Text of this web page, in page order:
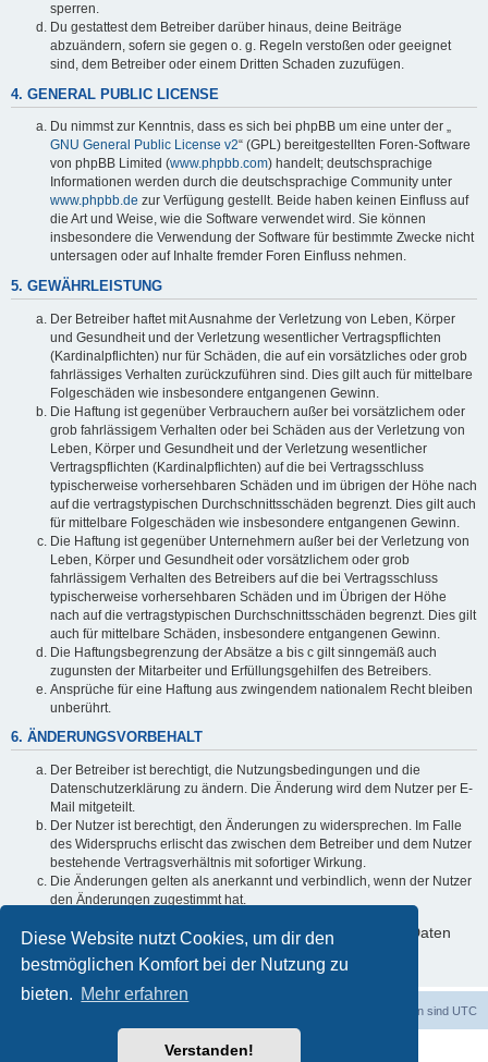
Diese Website nutzt Cookies, um dir den
bestmöglichen Komfort bei der Nutzung zu
bieten. Mehr erfahren
Verstanden!
sperren.
Du gestattest dem Betreiber darüber hinaus, deine Beiträge
abzuändern, sofern sie gegen o. g. Regeln verstoßen oder geeignet
sind, dem Betreiber oder einem Dritten Schaden zuzufügen.
4. GENERAL PUBLIC LICENSE
Du nimmst zur Kenntnis, dass es sich bei phpBB um eine unter der „
GNU General Public License v2“ (GPL) bereitgestellten Foren-Software
von phpBB Limited (www.phpbb.com) handelt; deutschsprachige
Informationen werden durch die deutschsprachige Community unter
www.phpbb.de zur Verfügung gestellt. Beide haben keinen Einfluss auf
die Art und Weise, wie die Software verwendet wird. Sie können
insbesondere die Verwendung der Software für bestimmte Zwecke nicht
untersagen oder auf Inhalte fremder Foren Einfluss nehmen.
5. GEWÄHRLEISTUNG
Der Betreiber haftet mit Ausnahme der Verletzung von Leben, Körper
und Gesundheit und der Verletzung wesentlicher Vertragspflichten
(Kardinalpflichten) nur für Schäden, die auf ein vorsätzliches oder grob
fahrlässiges Verhalten zurückzuführen sind. Dies gilt auch für mittelbare
Folgeschäden wie insbesondere entgangenen Gewinn.
Die Haftung ist gegenüber Verbrauchern außer bei vorsätzlichem oder
grob fahrlässigem Verhalten oder bei Schäden aus der Verletzung von
Leben, Körper und Gesundheit und der Verletzung wesentlicher
Vertragspflichten (Kardinalpflichten) auf die bei Vertragsschluss
typischerweise vorhersehbaren Schäden und im übrigen der Höhe nach
auf die vertragstypischen Durchschnittsschäden begrenzt. Dies gilt auch
für mittelbare Folgeschäden wie insbesondere entgangenen Gewinn.
Die Haftung ist gegenüber Unternehmern außer bei der Verletzung von
Leben, Körper und Gesundheit oder vorsätzlichem oder grob
fahrlässigem Verhalten des Betreibers auf die bei Vertragsschluss
typischerweise vorhersehbaren Schäden und im Übrigen der Höhe
nach auf die vertragstypischen Durchschnittsschäden begrenzt. Dies gilt
auch für mittelbare Schäden, insbesondere entgangenen Gewinn.
Die Haftungsbegrenzung der Absätze a bis c gilt sinngemäß auch
zugunsten der Mitarbeiter und Erfüllungsgehilfen des Betreibers.
Ansprüche für eine Haftung aus zwingendem nationalem Recht bleiben
unberührt.
6. ÄNDERUNGSVORBEHALT
Der Betreiber ist berechtigt, die Nutzungsbedingungen und die
Datenschutzerklärung zu ändern. Die Änderung wird dem Nutzer per E-
Mail mitgeteilt.
Der Nutzer ist berechtigt, den Änderungen zu widersprechen. Im Falle
des Widerspruchs erlischt das zwischen dem Betreiber und dem Nutzer
bestehende Vertragsverhältnis mit sofortiger Wirkung.
Die Änderungen gelten als anerkannt und verbindlich, wenn der Nutzer
den Änderungen zugestimmt hat.
Informationen über den Umgang mit deinen persönlichen Daten
sind in der Datenschutzerklärung enthalten.
Alle Zeiten sind UTC
Powered byphpBB® Forum Software © phpBB Limited